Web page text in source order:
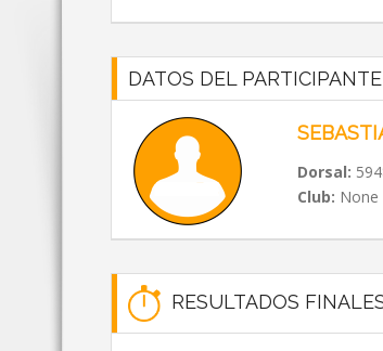
DATOS DEL PARTICIPANTE
Dorsal:
Club: None
RESULTADOS